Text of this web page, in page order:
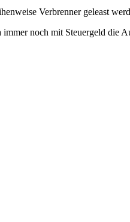
Verbrenner geleast
noch mit Steuergeld die